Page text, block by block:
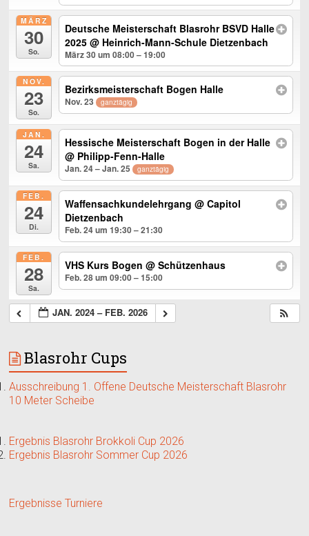
MÄRZ
30
So.
Deutsche Meisterschaft Blasrohr BSVD Halle
2025 @ Heinrich-Mann-Schule Dietzenbach
März 30 um 08:00 – 19:00
NOV.
23
So.
Bezirksmeisterschaft Bogen Halle
Nov. 23 ganztägig
JAN.
24
Sa.
Hessische Meisterschaft Bogen in der Halle
@ Philipp-Fenn-Halle
Jan. 24 – Jan. 25 ganztägig
FEB.
24
Di.
Waffensachkundelehrgang @ Capitol
Dietzenbach
Feb. 24 um 19:30 – 21:30
FEB.
28
Sa.
VHS Kurs Bogen @ Schützenhaus
Feb. 28 um 09:00 – 15:00
JAN. 2024 – FEB. 2026
Blasrohr Cups
Ausschreibung 1. Offene Deutsche Meisterschaft Blasrohr
10 Meter Scheibe
Ergebnis Blasrohr Brokkoli Cup 2026
Ergebnis Blasrohr Sommer Cup 2026
Ergebnisse Turniere